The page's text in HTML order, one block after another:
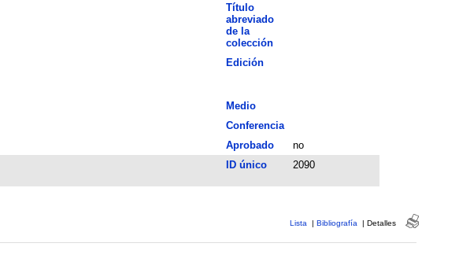
Título
abreviado
de la
colección
Edición
Medio
Conferencia
Aprobado
no
ID único 2090
Lista | Bibliografía | Detalles